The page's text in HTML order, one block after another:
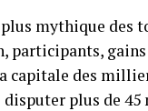
mythique des
participants,
capitale des
disputer plus de